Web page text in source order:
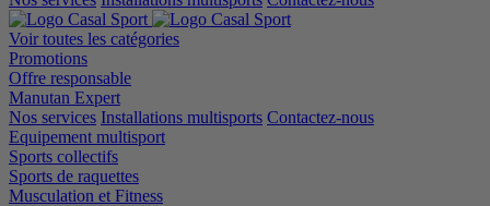
Voir toutes les catégories
Promotions
Offre responsable
Manutan Expert
Nos services Installations multisports Contactez-nous
Equipement multisport
Sports collectifs
Sports de raquettes
Musculation et Fitness